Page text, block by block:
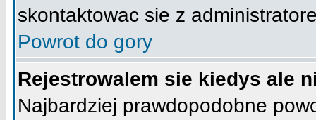
skontaktowac sie z
Powrot do gory
Rejestrowalem sie kiedys ale
Najbardziej prawdopodobne